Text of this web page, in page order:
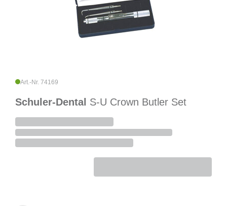
Art.-Nr. 74169
Schuler-Dental S-U Crown Butler Set